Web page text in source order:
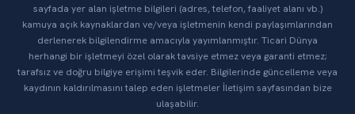
sayfada yer alan işletme bilgileri (adres, telefon, faaliyet alanı vb.)
kamuya açık kaynaklardan ve/veya işletmenin kendi paylaşımlarından
derlenerek bilgilendirme amacıyla yayımlanmıştır. Ticari Dünya
herhangi bir işletmeyi özel olarak tavsiye etmez veya garanti etmez;
tarafsız ve doğru bilgiye erişimi teşvik eder. Bilgilerinde güncelleme veya
kaydının kaldırılmasını talep eden işletmeler İletişim sayfasından bize
ulaşabilir.